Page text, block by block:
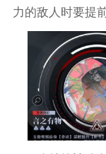
力的敌人时要提